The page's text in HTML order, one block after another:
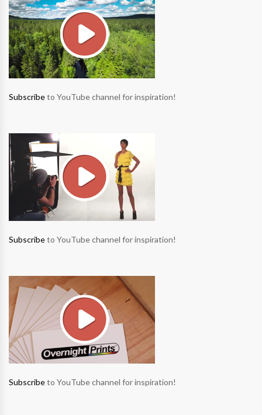
Subscribeto YouTube channel for inspiration!
Subscribeto YouTube channel for inspiration!
Subscribeto YouTube channel for inspiration!